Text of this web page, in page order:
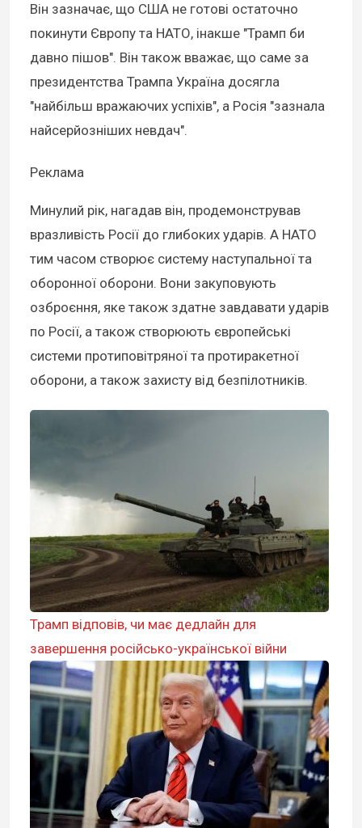
Він зазначає, що США не готові остаточно
покинути Європу та НАТО, інакше "Трамп би
давно пішов". Він також вважає, що саме за
президентства Трампа Україна досягла
"найбільш вражаючих успіхів", а Росія "зазнала
найсерйозніших невдач".
Реклама
Минулий рік, нагадав він, продемонстрував
вразливість Росії до глибоких ударів. А НАТО
тим часом створює систему наступальної та
оборонної оборони. Вони закуповують
озброєння, яке також здатне завдавати ударів
по Росії, а також створюють європейські
системи протиповітряної та протиракетної
оборони, а також захисту від безпілотників.
Трамп відповів, чи має дедлайн для
завершення російсько-української війни